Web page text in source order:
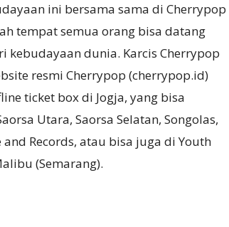
ini bersama sama di Cherrypop
tempat semua orang bisa datang
dunia. Karcis Cherrypop
resmi Cherrypop (cherrypop.id)
ticket box di Jogja, yang bisa
Utara, Saorsa Selatan, Songolas,
and Records, atau bisa juga di Youth
(Semarang).